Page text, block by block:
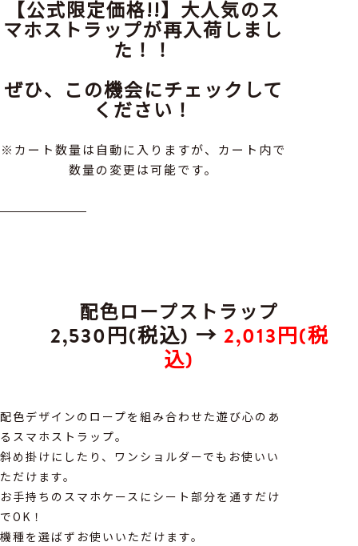
【公式限定価格!!】大人気のス
マホストラップが再入荷しまし
た！！
ぜひ、この機会にチェックして
ください！
※カート数量は自動に入りますが、カート内で
数量の変更は可能です。
配色ロープストラップ
2,530円(税込) → 2,013円(税
込)
配色デザインのロープを組み合わせた遊び心のあ
るスマホストラップ。
斜め掛けにしたり、ワンショルダーでもお使いい
ただけます。
お手持ちのスマホケースにシート部分を通すだけ
でOK！
機種を選ばずお使いいただけます。